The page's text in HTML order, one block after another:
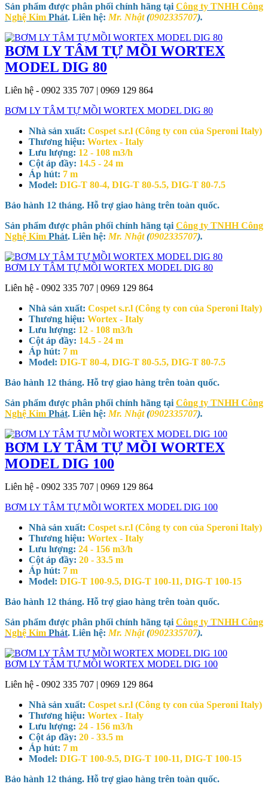
Sản phẩm được phân phối chính hãng tại Công ty TNHH Công
Nghệ Kim Phát. Liên hệ: Mr. Nhật(0902335707).
BƠM LY TÂM TỰ MỒI WORTEX
MODEL DIG 80
Liên hệ - 0902 335 707 | 0969 129 864
BƠM LY TÂM TỰ MỒI WORTEX MODEL DIG 80
Nhà sản xuất: Cospet s.r.l (Công ty con của Speroni Italy)
Thương hiệu: Wortex - Italy
Lưu lượng: 12 - 108 m3/h
Cột áp đầy: 14.5 - 24 m
Áp hút: 7 m
Model: DIG-T 80-4, DIG-T 80-5.5, DIG-T 80-7.5
Bảo hành 12 tháng. Hỗ trợ giao hàng trên toàn quốc.
Sản phẩm được phân phối chính hãng tại Công ty TNHH Công
Nghệ Kim Phát. Liên hệ: Mr. Nhật(0902335707).
BƠM LY TÂM TỰ MỒI WORTEX MODEL DIG 80
Liên hệ - 0902 335 707 | 0969 129 864
Nhà sản xuất: Cospet s.r.l (Công ty con của Speroni Italy)
Thương hiệu: Wortex - Italy
Lưu lượng: 12 - 108 m3/h
Cột áp đầy: 14.5 - 24 m
Áp hút: 7 m
Model: DIG-T 80-4, DIG-T 80-5.5, DIG-T 80-7.5
Bảo hành 12 tháng. Hỗ trợ giao hàng trên toàn quốc.
Sản phẩm được phân phối chính hãng tại Công ty TNHH Công
Nghệ Kim Phát. Liên hệ: Mr. Nhật(0902335707).
BƠM LY TÂM TỰ MỒI WORTEX
MODEL DIG 100
Liên hệ - 0902 335 707 | 0969 129 864
BƠM LY TÂM TỰ MỒI WORTEX MODEL DIG 100
Nhà sản xuất: Cospet s.r.l (Công ty con của Speroni Italy)
Thương hiệu: Wortex - Italy
Lưu lượng: 24 - 156 m3/h
Cột áp đầy: 20 - 33.5 m
Áp hút: 7 m
Model: DIG-T 100-9.5, DIG-T 100-11, DIG-T 100-15
Bảo hành 12 tháng. Hỗ trợ giao hàng trên toàn quốc.
Sản phẩm được phân phối chính hãng tại Công ty TNHH Công
Nghệ Kim Phát. Liên hệ: Mr. Nhật(0902335707).
BƠM LY TÂM TỰ MỒI WORTEX MODEL DIG 100
Liên hệ - 0902 335 707 | 0969 129 864
Nhà sản xuất: Cospet s.r.l (Công ty con của Speroni Italy)
Thương hiệu: Wortex - Italy
Lưu lượng: 24 - 156 m3/h
Cột áp đầy: 20 - 33.5 m
Áp hút: 7 m
Model: DIG-T 100-9.5, DIG-T 100-11, DIG-T 100-15
Bảo hành 12 tháng. Hỗ trợ giao hàng trên toàn quốc.